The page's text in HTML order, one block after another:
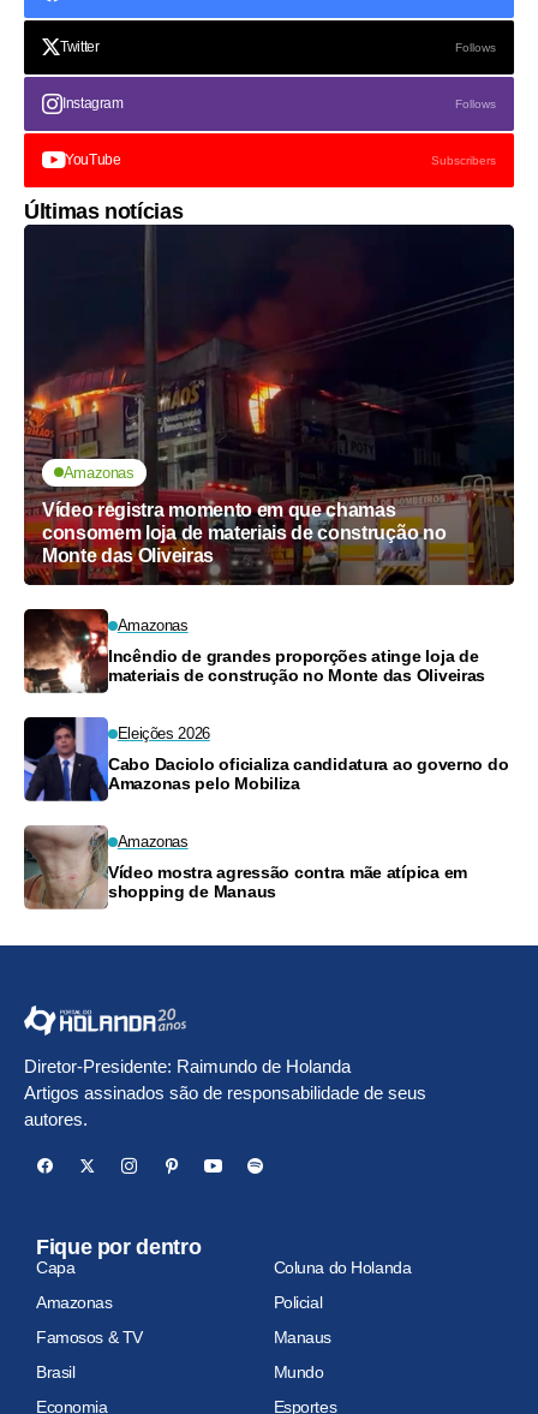
Twitter Follows
Instagram Follows
YouTube Subscribers
Últimas notícias
Amazonas
Vídeo registra momento em que chamas
consomem loja de materiais de construção no
Monte das Oliveiras
Amazonas
Incêndio de grandes proporções atinge loja de
materiais de construção no Monte das Oliveiras
Eleições 2026
Cabo Daciolo oficializa candidatura ao governo do
Amazonas pelo Mobiliza
Amazonas
Vídeo mostra agressão contra mãe atípica em
shopping de Manaus
Diretor-Presidente: Raimundo de Holanda
Artigos assinados são de responsabilidade de seus
autores.
Fique por dentro
Capa
Coluna do Holanda
Amazonas
Policial
Famosos & TV
Manaus
Brasil
Mundo
Economia
Esportes